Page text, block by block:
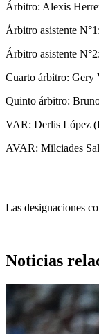
Árbitro: Alexis
Árbitro asistente
Árbitro asistente
Cuarto árbitro: Gery
Quinto árbitro:
VAR: Derlis López
AVAR: Milciades
Las designaciones
Noticias